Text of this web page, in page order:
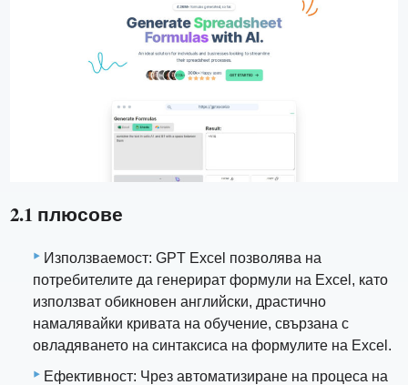
2.1 плюсове
Използваемост: GPT Excel позволява на
потребителите да генерират формули на Excel, като
използват обикновен английски, драстично
намалявайки кривата на обучение, свързана с
овладяването на синтаксиса на формулите на Excel.
Ефективност: Чрез автоматизиране на процеса на